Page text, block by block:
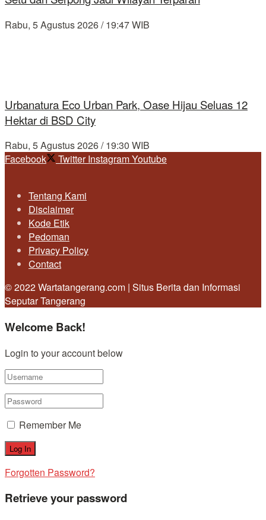
Rabu, 5 Agustus 2026 / 19:47 WIB
Urbanatura Eco Urban Park, Oase Hijau Seluas 12
Hektar di BSD City
Rabu, 5 Agustus 2026 / 19:30 WIB
Facebook
Twitter InstagramYoutube
Tentang Kami
Disclaimer
Kode Etik
Pedoman
Privacy Policy
Contact
© 2022 Wartatangerang.com | Situs Berita dan Informasi
Seputar Tangerang
Welcome Back!
Login to your account below
Remember Me
Forgotten Password?
Retrieve your password